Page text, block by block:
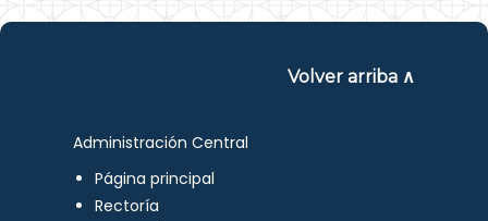
Volver arriba ∧
Administración Central
Página principal
Rectoría